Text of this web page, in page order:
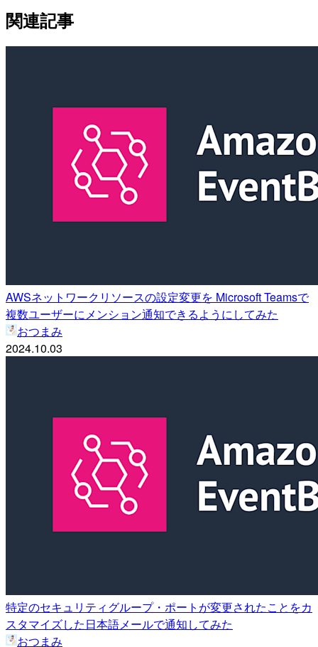
関連記事
AWSネットワークリソースの設定変更を Microsoft Teamsで
複数ユーザーにメンション通知できるようにしてみた
おつまみ
2024.10.03
特定のセキュリティグループ・ポートが変更されたことをカ
スタマイズした日本語メールで通知してみた
おつまみ